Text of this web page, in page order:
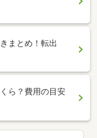
まとめ！転出
ら？費用の目安